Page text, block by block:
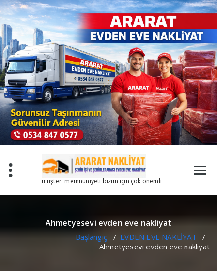
İçeriğe
geç
müşteri memnuniyeti bizim için çok önemli
Ahmetyesevi evden eve nakliyat
Başlangıç/ EVDEN EVE NAKLİYAT /
Ahmetyesevi evden eve nakliyat